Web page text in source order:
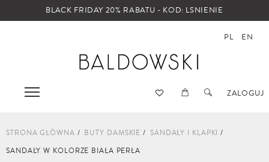
BLACK FRIDAY 20% RABATU - KOD: LSNIENIE
ZALOGUJ
PL EN
STRONA GŁÓWNA BUTY DAMSKIE
SANDAŁY I KLAPKI
SANDAŁY W KOLORZE BIAŁA PERŁA